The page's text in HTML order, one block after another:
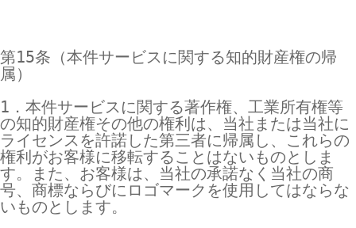
第15条（本件サービスに関する知的財産権の帰
属）
1．本件サービスに関する著作権、工業所有権等
の知的財産権その他の権利は、当社または当社に
ライセンスを許諾した第三者に帰属し、これらの
権利がお客様に移転することはないものとしま
す。また、お客様は、当社の承諾なく当社の商
号、商標ならびにロゴマークを使用してはならな
いものとします。